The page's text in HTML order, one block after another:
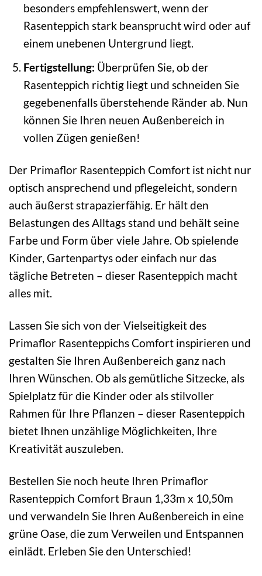
besonders empfehlenswert, wenn der
Rasenteppich stark beansprucht wird oder auf
einem unebenen Untergrund liegt.
Fertigstellung: Überprüfen Sie, ob der
Rasenteppich richtig liegt und schneiden Sie
gegebenenfalls überstehende Ränder ab. Nun
können Sie Ihren neuen Außenbereich in
vollen Zügen genießen!
Der Primaflor Rasenteppich Comfort ist nicht nur
optisch ansprechend und pflegeleicht, sondern
auch äußerst strapazierfähig. Er hält den
Belastungen des Alltags stand und behält seine
Farbe und Form über viele Jahre. Ob spielende
Kinder, Gartenpartys oder einfach nur das
tägliche Betreten – dieser Rasenteppich macht
alles mit.
Lassen Sie sich von der Vielseitigkeit des
Primaflor Rasenteppichs Comfort inspirieren und
gestalten Sie Ihren Außenbereich ganz nach
Ihren Wünschen. Ob als gemütliche Sitzecke, als
Spielplatz für die Kinder oder als stilvoller
Rahmen für Ihre Pflanzen – dieser Rasenteppich
bietet Ihnen unzählige Möglichkeiten, Ihre
Kreativität auszuleben.
Bestellen Sie noch heute Ihren Primaflor
Rasenteppich Comfort Braun 1,33m x 10,50m
und verwandeln Sie Ihren Außenbereich in eine
grüne Oase, die zum Verweilen und Entspannen
einlädt. Erleben Sie den Unterschied!